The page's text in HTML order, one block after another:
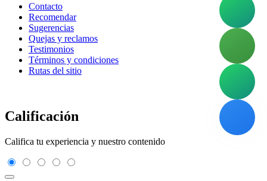
Contacto
Recomendar
Sugerencias
Quejas y reclamos
Testimonios
Términos y condiciones
Rutas del sitio
Calificación
Califica tu experiencia y nuestro contenido